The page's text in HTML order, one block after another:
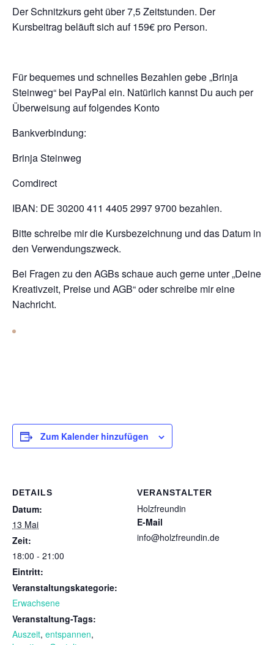
Der Schnitzkurs geht über 7,5 Zeitstunden. Der
Kursbeitrag beläuft sich auf 159€ pro Person.
Für bequemes und schnelles Bezahlen gebe „Brinja
Steinweg“ bei PayPal ein. Natürlich kannst Du auch per
Überweisung auf folgendes Konto
Bankverbindung:
Brinja Steinweg
Comdirect
IBAN: DE 30200 411 4405 2997 9700 bezahlen.
Bitte schreibe mir die Kursbezeichnung und das Datum in
den Verwendungszweck.
Bei Fragen zu den AGBs schaue auch gerne unter „Deine
Kreativzeit, Preise und AGB“ oder schreibe mir eine
Nachricht.
Zum Kalender hinzufügen
DETAILS
Datum:
13 Mai
Zeit:
18:00 - 21:00
Eintritt:
Veranstaltungskategorie:
Erwachsene
Veranstaltung-Tags:
Auszeit, entspannen,
VERANSTALTER
Holzfreundin
E-Mail
info@holzfreundin.de